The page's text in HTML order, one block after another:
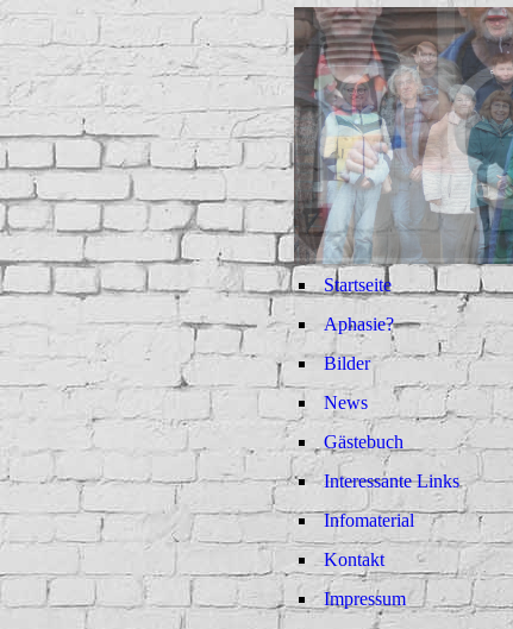
Startseite
Aphasie?
Bilder
News
Gästebuch
Interessante Links
Infomaterial
Kontakt
Impressum